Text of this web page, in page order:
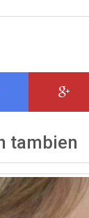
tambien